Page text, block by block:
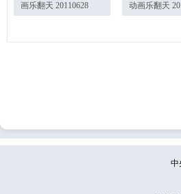
画乐翻天 20110628
动画乐翻天
中